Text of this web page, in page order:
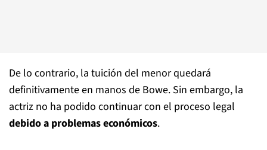
De lo contrario, la tuición del menor quedará
definitivamente en manos de Bowe. Sin embargo, la
actriz no ha podido continuar con el proceso legal
debido a problemas económicos.